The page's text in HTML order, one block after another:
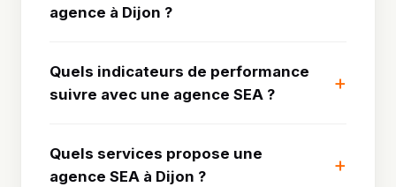
agence à Dijon ?
Quels indicateurs de performance
suivre avec une agence SEA ?
Quels services propose une
agence SEA à Dijon ?